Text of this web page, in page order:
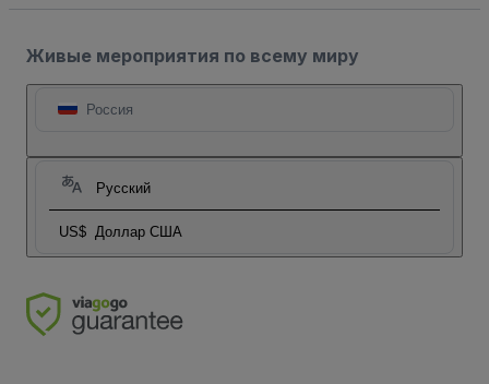
Живые мероприятия по всему миру
Россия
Русский
US$ Доллар США